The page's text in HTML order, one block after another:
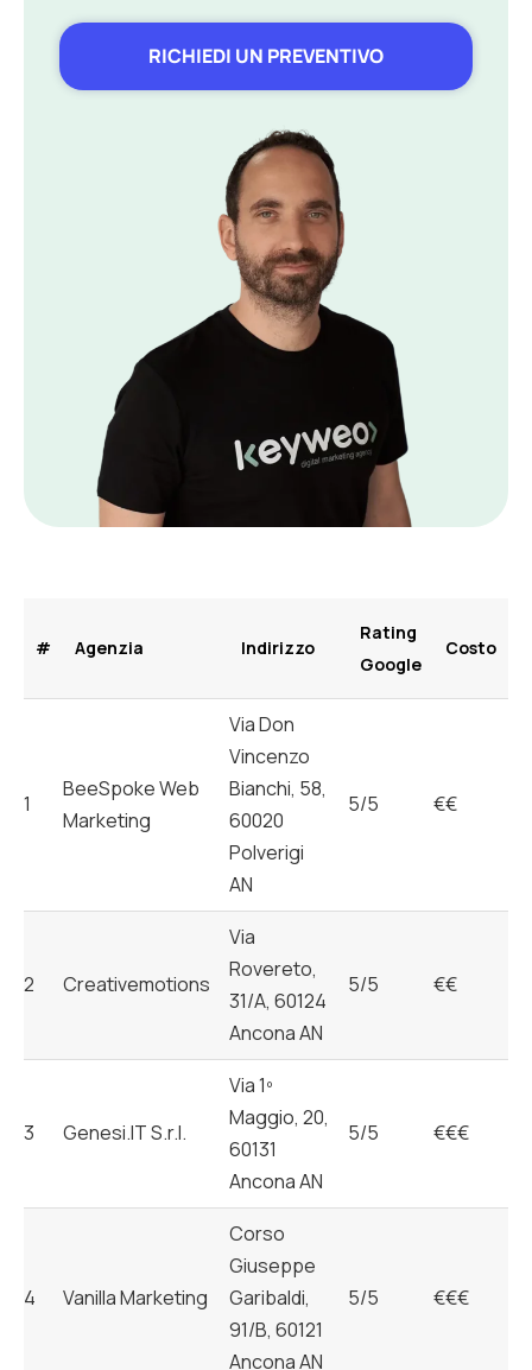
RICHIEDI UN PREVENTIVO
# Agenzia Indirizzo
Rating
Google
Costo
1
BeeSpoke Web
Marketing
Via Don
Vincenzo
Bianchi, 58,
60020
Polverigi
AN
5/5 €€
2 Creativemotions
Via
Rovereto,
31/A, 60124
Ancona AN
5/5 €€
3 Genesi.IT S.r.l.
Via 1º
Maggio, 20,
60131
Ancona AN
5/5 €€€
4 Vanilla Marketing
Corso
Giuseppe
Garibaldi,
91/B, 60121
Ancona AN
5/5 €€€